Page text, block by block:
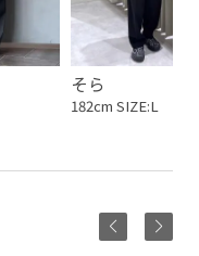
そら
182cm SIZE:L